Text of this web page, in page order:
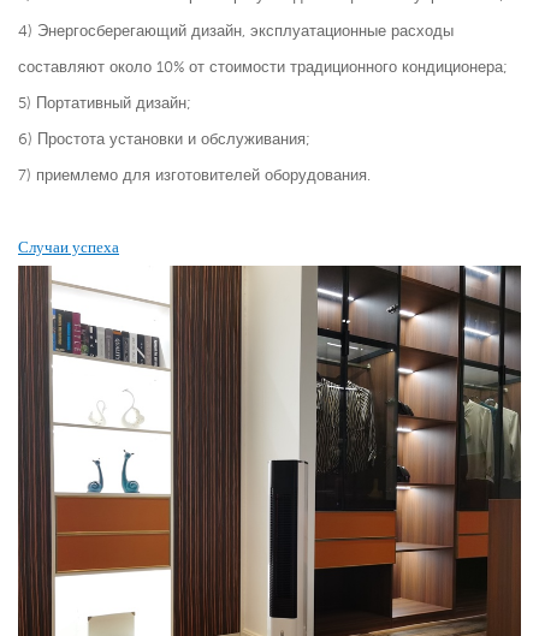
4) Энергосберегающий дизайн, эксплуатационные расходы
составляют около 10% от стоимости традиционного кондиционера;
5) Портативный дизайн;
6) Простота установки и обслуживания;
7) приемлемо для изготовителей оборудования.
Случаи успеха